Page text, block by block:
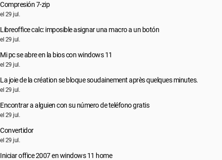
Compresión 7-zip
el 29 jul.
Libreoffice calc: imposible asignar una macro a un botón
el 29 jul.
Mi pc se abre en la bios con windows 11
el 29 jul.
La joie de la création se bloque soudainement après quelques minutes.
el 29 jul.
Encontrar a alguien con su número de teléfono gratis
el 29 jul.
Convertidor
el 29 jul.
Iniciar office 2007 en windows 11 home